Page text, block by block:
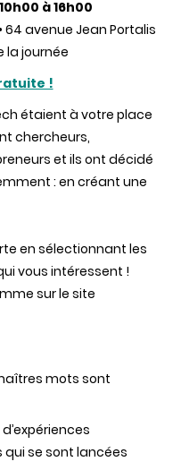
à 16h00
64 avenue Jean Portalis
la journée
!
étaient à votre place
chercheurs,
et ils ont décidé
: en créant une
en sélectionnant les
vous intéressent !
sur le site
mots sont
se sont lancées